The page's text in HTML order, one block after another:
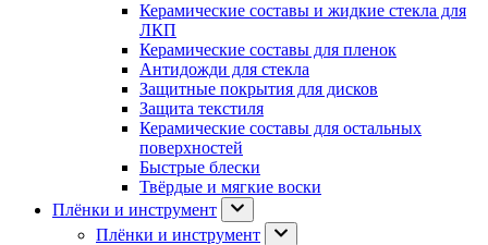
Керамические составы и жидкие стекла для
ЛКП
Керамические составы для пленок
Антидожди для стекла
Защитные покрытия для дисков
Защита текстиля
Керамические составы для остальных
поверхностей
Быстрые блески
Твёрдые и мягкие воски
Плёнки и инструмент
Плёнки и инструмент